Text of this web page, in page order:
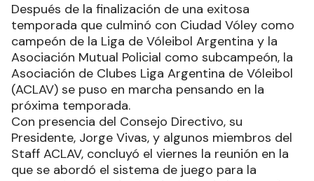
Después de la finalización de una exitosa
temporada que culminó con Ciudad Vóley como
campeón de la Liga de Vóleibol Argentina y la
Asociación Mutual Policial como subcampeón, la
Asociación de Clubes Liga Argentina de Vóleibol
(ACLAV) se puso en marcha pensando en la
próxima temporada.
Con presencia del Consejo Directivo, su
Presidente, Jorge Vivas, y algunos miembros del
Staff ACLAV, concluyó el viernes la reunión en la
que se abordó el sistema de juego para la